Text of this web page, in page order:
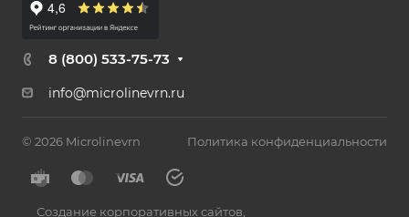
8 (800) 533-75-73
info@microlinevrn.ru
© 2026 Microlinevrn Политика конфиденциальности
Создание корпоративных сайтов,